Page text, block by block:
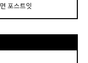
포스트잇